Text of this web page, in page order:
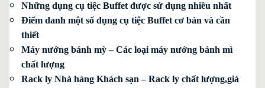
Những dụng cụ tiệc Buffet được sử dụng nhiều nhất
Điểm danh một số dụng cụ tiệc Buffet cơ bản và cần
thiết
Máy nướng bánh mỳ – Các loại máy nướng bánh mì
chất lượng
Rack ly Nhà hàng Khách sạn – Rack ly chất lượng,giá